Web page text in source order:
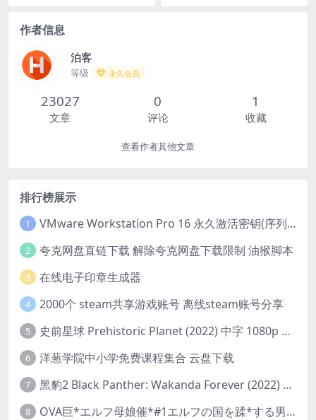
作者信息
泊客
等级 永久会员
23027
文章
0
评论
1
收藏
查看作者其他文章
排行榜展示
1 VMware Workstation Pro 16 永久激活密钥(序列号)
2 夸克网盘直链下载 解除夸克网盘下载限制 油猴脚本
3 在线电子印章生成器
4 2000个 steam共享游戏账号 离线steam账号分享
5 史前星球 Prehistoric Planet (2022) 中字 1080p 高清 阿里云盘 2022.5.27已更新全集
6 洋葱学院中小学免费课程集合 云盘下载
7 黑豹2 Black Panther: Wakanda Forever (2022) 高清版
8 OVA巨*エルフ母娘催*#1エルフの国を蹂*する男。汚された女王と姫